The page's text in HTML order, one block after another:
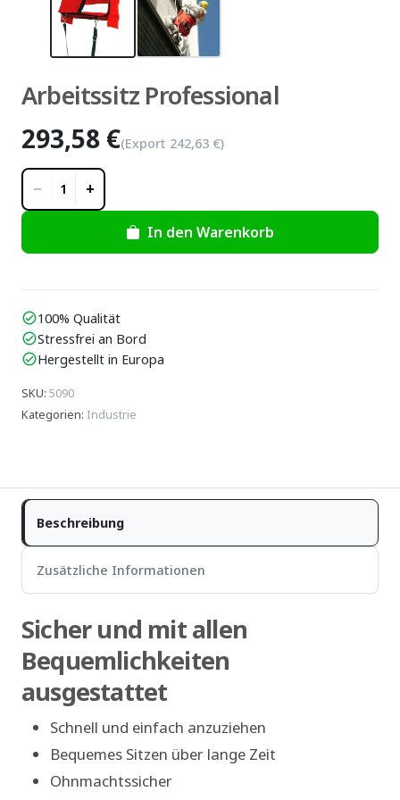
Arbeitssitz Professional
293,58 €(Export 242,63 €)
− 1 +
In den Warenkorb
check_circle100% Qualität
check_circleStressfrei an Bord
check_circleHergestellt in Europa
SKU: 5090
Kategorien: Industrie
Beschreibung
Zusätzliche Informationen
Sicher und mit allen
Bequemlichkeiten
ausgestattet
Schnell und einfach anzuziehen
Bequemes Sitzen über lange Zeit
Ohnmachtssicher